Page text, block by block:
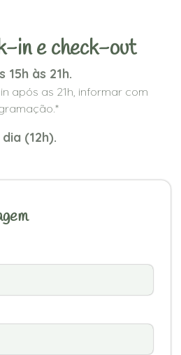
in e check-out
15h às 21h.
após as 21h, informar com
(12h).